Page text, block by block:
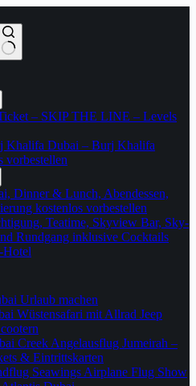
– SKIP THE LINE – Levels
Khalifa Dubai – Burj Khalifa
vorbestellen
Dinner & Lunch, Abendessen,
kostenlos vorbestellen
Teatime, Skyview Bar, Sky-
Rundgang inklusive Cocktails
Hotel
Urlaub machen
Wüstensafari mit Allrad Jeep
Creek Angelausflug Jumeirah –
& Eintrittskarten
Seawings Airplane Flug Show